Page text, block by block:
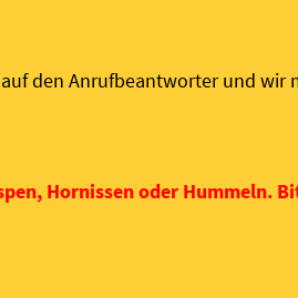
den Anrufbeantworter und
Hornissen oder Hummeln.